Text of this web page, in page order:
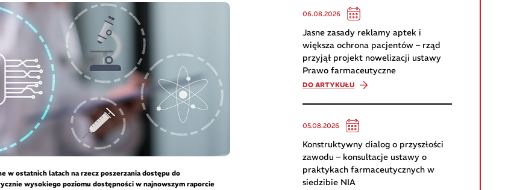
w ostatnich latach na rzecz poszerzania dostępu do
wysokiego poziomu dostępności w najnowszym raporcie
06.08.2026
Jasne zasady reklamy aptek i
większa ochrona pacjentów – rząd
przyjął projekt nowelizacji ustawy
Prawo farmaceutyczne
DO ARTYKUŁU
05.08.2026
Konstruktywny dialog o przyszłości
zawodu – konsultacje ustawy o
praktykach farmaceutycznych w
siedzibie NIA